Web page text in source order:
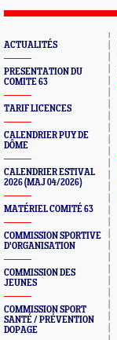
ACTUALITÉS
PRESENTATION DU
COMITE 63
TARIF LICENCES
CALENDRIER PUY DE
DÔME
CALENDRIER ESTIVAL
2026 (MAJ 04/2026)
MATÉRIEL COMITÉ 63
COMMISSION SPORTIVE
D'ORGANISATION
COMMISSION DES
JEUNES
COMMISSION SPORT
SANTÉ / PRÉVENTION
DOPAGE